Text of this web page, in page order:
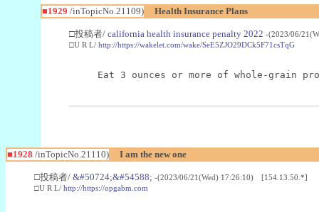
■1929 /inTopicNo.21109) Health Insurance Plans
□投稿者/ california health insurance penalty 2022 -(2023/06/
□U R L/ http://https://wakelet.com/wake/SeE5ZJO29DCk5F71csTqG
Eat 3 ounces or more of whole-grain
■1928 /inTopicNo.21110) I am the new one
□投稿者/ &#50724;&#54588; -(2023/06/21(Wed) 17:26:10) [154.13.50.*]
□U R L/ http://https://opgabm.com